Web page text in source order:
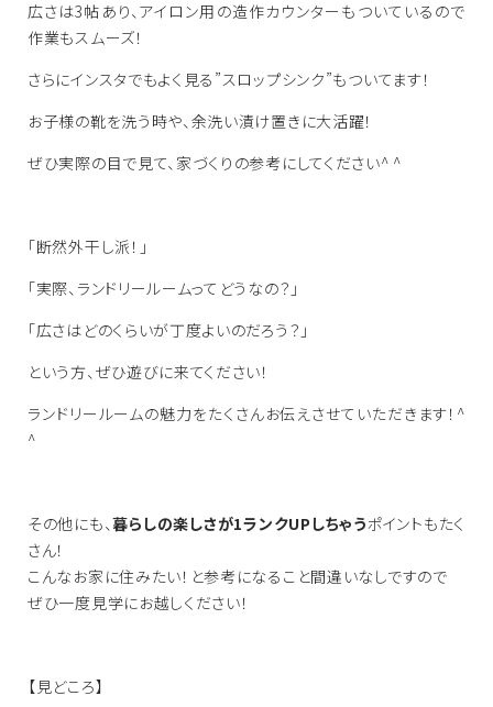
広さは3帖あり、アイロン用の造作カウンターもついているので
作業もスムーズ！
さらにインスタでもよく見る”スロップシンク”もついてます！
お子様の靴を洗う時や、余洗い漬け置きに大活躍！
ぜひ実際の目で見て、家づくりの参考にしてください^ ^
「断然外干し派！」
「実際、ランドリールームってどうなの？」
「広さはどのくらいが丁度よいのだろう？」
という方、ぜひ遊びに来てください！
ランドリールームの魅力をたくさんお伝えさせていただきます！^
^
その他にも、暮らしの楽しさが1ランクUPしちゃうポイントもたく
さん！
こんなお家に住みたい！と参考になること間違いなしですので
ぜひ一度見学にお越しください！
【見どころ】